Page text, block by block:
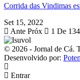
Corrida das Vindimas
Set 15, 2022
Ante Próx 1 De 134
© 2026 - Jornal de Cá.
Desenvolvido por:
Entrar